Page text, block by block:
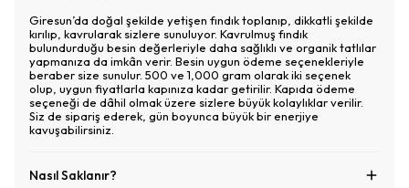
Giresun’da doğal şekilde yetişen fındık toplanıp, dikkatli şekilde
kırılıp, kavrularak sizlere sunuluyor. Kavrulmuş fındık
bulundurduğu besin değerleriyle daha sağlıklı ve organik tatlılar
yapmanıza da imkân verir. Besin uygun ödeme seçenekleriyle
beraber size sunulur. 500 ve 1,000 gram olarak iki seçenek
olup, uygun fiyatlarla kapınıza kadar getirilir. Kapıda ödeme
seçeneği de dâhil olmak üzere sizlere büyük kolaylıklar verilir.
Siz de sipariş ederek, gün boyunca büyük bir enerjiye
kavuşabilirsiniz.
Nasıl Saklanır?